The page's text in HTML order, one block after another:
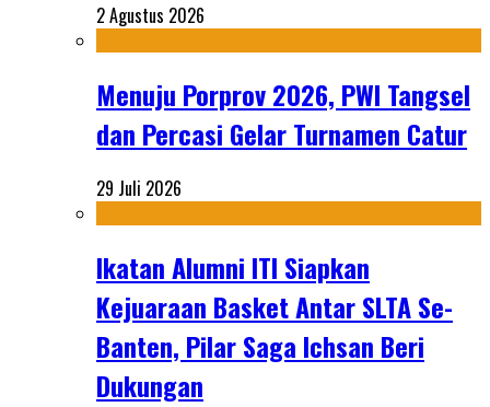
2 Agustus 2026
Menuju Porprov 2026, PWI Tangsel
dan Percasi Gelar Turnamen Catur
29 Juli 2026
Ikatan Alumni ITI Siapkan
Kejuaraan Basket Antar SLTA Se-
Banten, Pilar Saga Ichsan Beri
Dukungan